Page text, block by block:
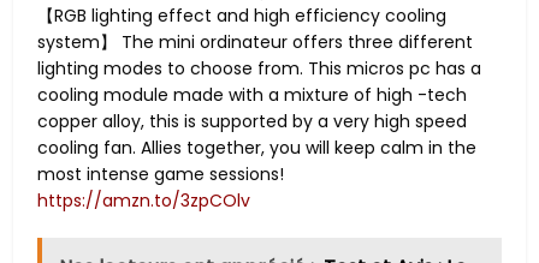
【RGB lighting effect and high efficiency cooling
system】 The mini ordinateur offers three different
lighting modes to choose from. This micros pc has a
cooling module made with a mixture of high -tech
copper alloy, this is supported by a very high speed
cooling fan. Allies together, you will keep calm in the
most intense game sessions!
https://amzn.to/3zpCOlv